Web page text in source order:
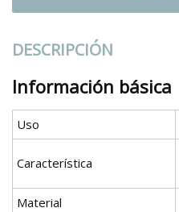
DESCRIPCIÓN
Información básica
Uso
Característica
Material